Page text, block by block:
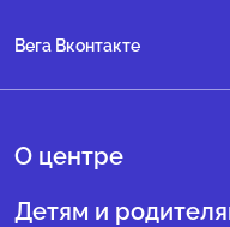
Вега Вконтакте
О центре
О нас
Детям и